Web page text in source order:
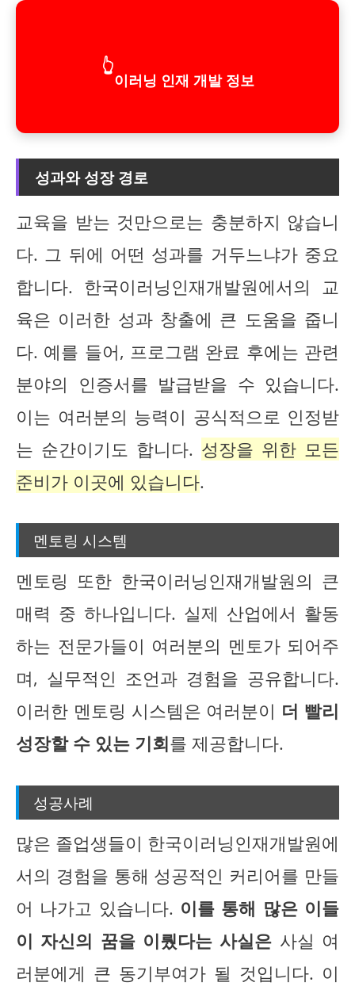
👆
이러닝 인재 개발 정보
성과와 성장 경로
교육을 받는 것만으로는 충분하지 않습니
다. 그 뒤에 어떤 성과를 거두느냐가 중요
합니다. 한국이러닝인재개발원에서의 교
육은 이러한 성과 창출에 큰 도움을 줍니
다. 예를 들어, 프로그램 완료 후에는 관련
분야의 인증서를 발급받을 수 있습니다.
이는 여러분의 능력이 공식적으로 인정받
는 순간이기도 합니다. 성장을 위한 모든
준비가 이곳에 있습니다.
멘토링 시스템
멘토링 또한 한국이러닝인재개발원의 큰
매력 중 하나입니다. 실제 산업에서 활동
하는 전문가들이 여러분의 멘토가 되어주
며, 실무적인 조언과 경험을 공유합니다.
이러한 멘토링 시스템은 여러분이 더 빨리
성장할 수 있는 기회를 제공합니다.
성공사례
많은 졸업생들이 한국이러닝인재개발원에
서의 경험을 통해 성공적인 커리어를 만들
어 나가고 있습니다. 이를 통해 많은 이들
이 자신의 꿈을 이뤘다는 사실은 사실 여
러분에게 큰 동기부여가 될 것입니다. 이